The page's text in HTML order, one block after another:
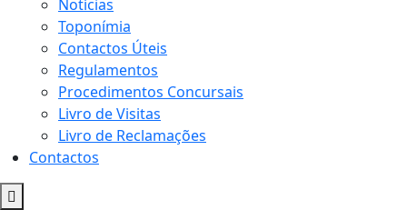
Notícias
Toponímia
Contactos Úteis
Regulamentos
Procedimentos Concursais
Livro de Visitas
Livro de Reclamações
Contactos